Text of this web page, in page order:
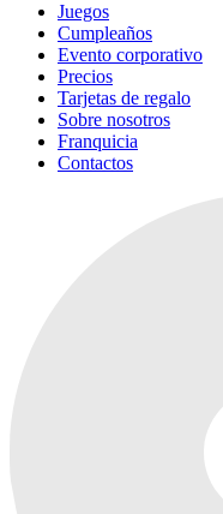
Juegos
Cumpleaños
Evento corporativo
Precios
Tarjetas de regalo
Sobre nosotros
Franquicia
Contactos